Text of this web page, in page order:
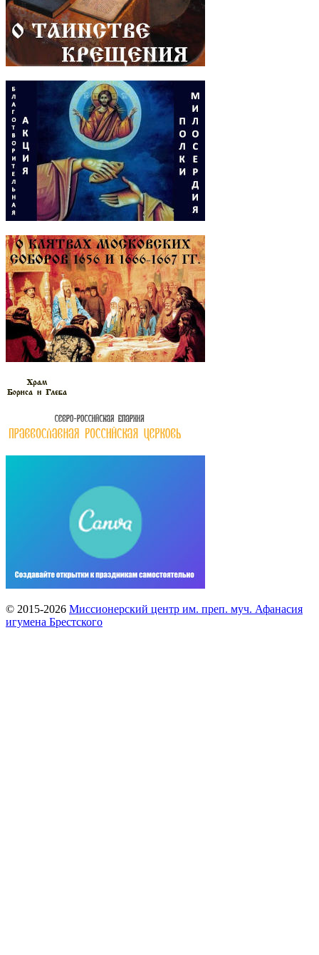
© 2015-2026 Миссионерский центр им. преп. муч. Афанасия
игумена Брестского